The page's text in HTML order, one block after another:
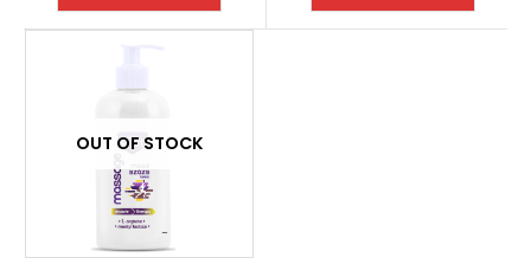
OUT OF STOCK